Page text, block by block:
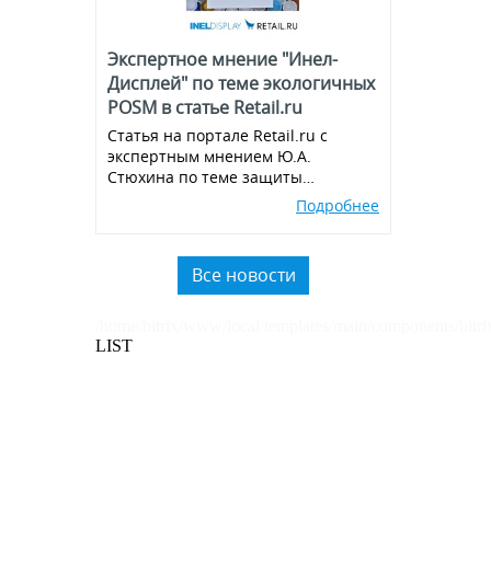
Экспертное мнение "Инел-
Дисплей" по теме экологичных
POSM в статье Retail.ru
Статья на портале Retail.ru с
экспертным мнением Ю.А.
Стюхина по теме защиты
окружающей среды, производства
пластика.
Подробнее
Все новости
LIST